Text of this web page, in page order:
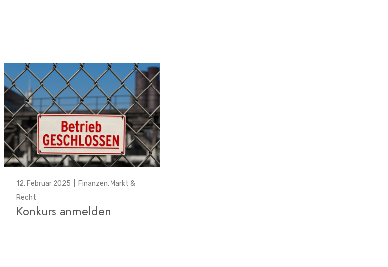
12. Februar 2025 Finanzen, Markt &
Recht
Konkurs anmelden